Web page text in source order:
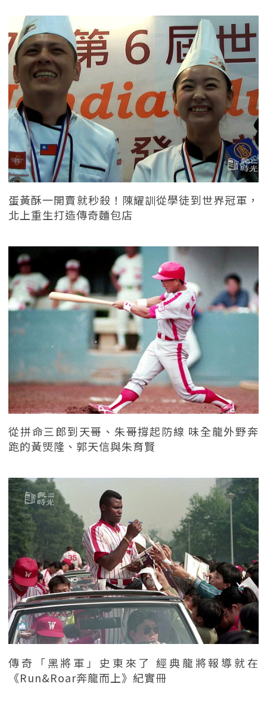
蛋黃酥一開賣就秒殺！陳耀訓從學徒到世界冠軍，
北上重生打造傳奇麵包店
從拼命三郎到天哥、朱哥撐起防線 味全龍外野奔
跑的黃煚隆、郭天信與朱育賢
傳奇「黑將軍」史東來了 經典龍將報導就在
《Run&Roar奔龍而上》紀實冊